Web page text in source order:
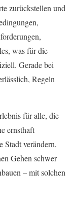
zurückstellen und
was für die
Gerade bei
Regeln
für alle, die
ernsthaft
verändern,
Gehen schwer
– mit solchen